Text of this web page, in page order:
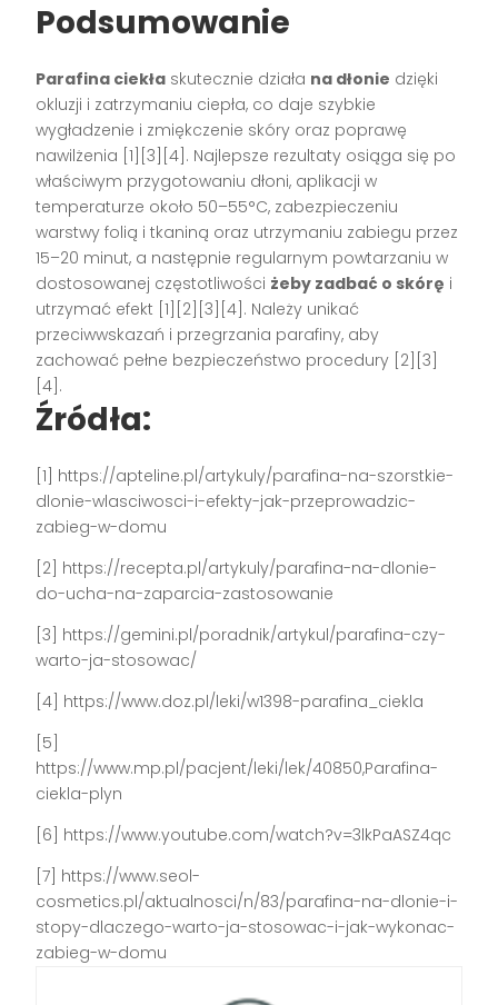
Podsumowanie
Parafina ciekła skutecznie działa na dłonie dzięki
okluzji i zatrzymaniu ciepła, co daje szybkie
wygładzenie i zmiękczenie skóry oraz poprawę
nawilżenia [1][3][4]. Najlepsze rezultaty osiąga się po
właściwym przygotowaniu dłoni, aplikacji w
temperaturze około 50–55°C, zabezpieczeniu
warstwy folią i tkaniną oraz utrzymaniu zabiegu przez
15–20 minut, a następnie regularnym powtarzaniu w
dostosowanej częstotliwości żeby zadbać o skórę i
utrzymać efekt [1][2][3][4]. Należy unikać
przeciwwskazań i przegrzania parafiny, aby
zachować pełne bezpieczeństwo procedury [2][3]
[4].
Źródła:
[1] https://apteline.pl/artykuly/parafina-na-szorstkie-
dlonie-wlasciwosci-i-efekty-jak-przeprowadzic-
zabieg-w-domu
[2] https://recepta.pl/artykuly/parafina-na-dlonie-
do-ucha-na-zaparcia-zastosowanie
[3] https://gemini.pl/poradnik/artykul/parafina-czy-
warto-ja-stosowac/
[4] https://www.doz.pl/leki/w1398-parafina_ciekla
[5]
https://www.mp.pl/pacjent/leki/lek/40850,Parafina-
ciekla-plyn
[6] https://www.youtube.com/watch?v=3lkPaASZ4qc
[7] https://www.seol-
cosmetics.pl/aktualnosci/n/83/parafina-na-dlonie-i-
stopy-dlaczego-warto-ja-stosowac-i-jak-wykonac-
zabieg-w-domu